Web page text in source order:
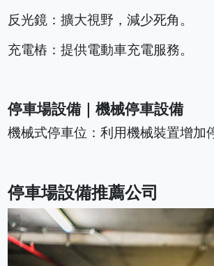
反光鏡：擴大視野，減少死角。
充電樁：提供電動車充電服務。
停車場設備｜機械停車設備
機械式停車位：利用機械裝置增加
停車場設備推薦公司